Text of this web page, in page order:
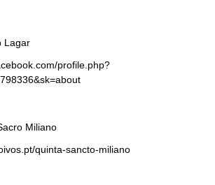
Lagar
profile.php?
Miliano
quinta-sancto-miliano